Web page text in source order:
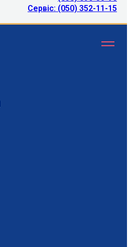
Сервіс: (050) 352-11-15